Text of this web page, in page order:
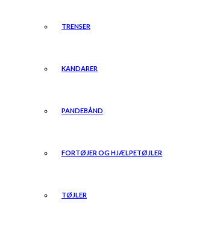
TRENSER
KANDARER
PANDEBÅND
FORTØJER OG HJÆLPETØJLER
TØJLER